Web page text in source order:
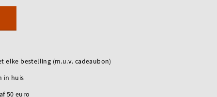
elke bestelling (m.u.v. cadeaubon)
in huis
50 euro